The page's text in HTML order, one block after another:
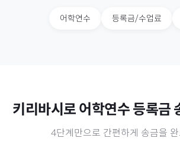
어학연수 등록금/수업료
키리바시 로 어학연수 등록금
4단계만으로 간편하게 송금을